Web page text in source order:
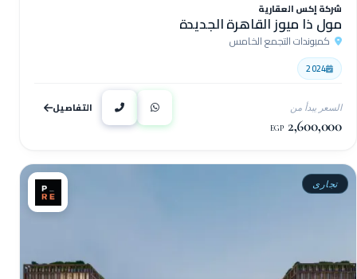
شركة إكس العقارية
مول ذا ميوز القاهرة الجديدة
كمبوندات التجمع الخامس
2024
السعر يبدأ من
2,600,000
EGP
التفاصيل
تجارى